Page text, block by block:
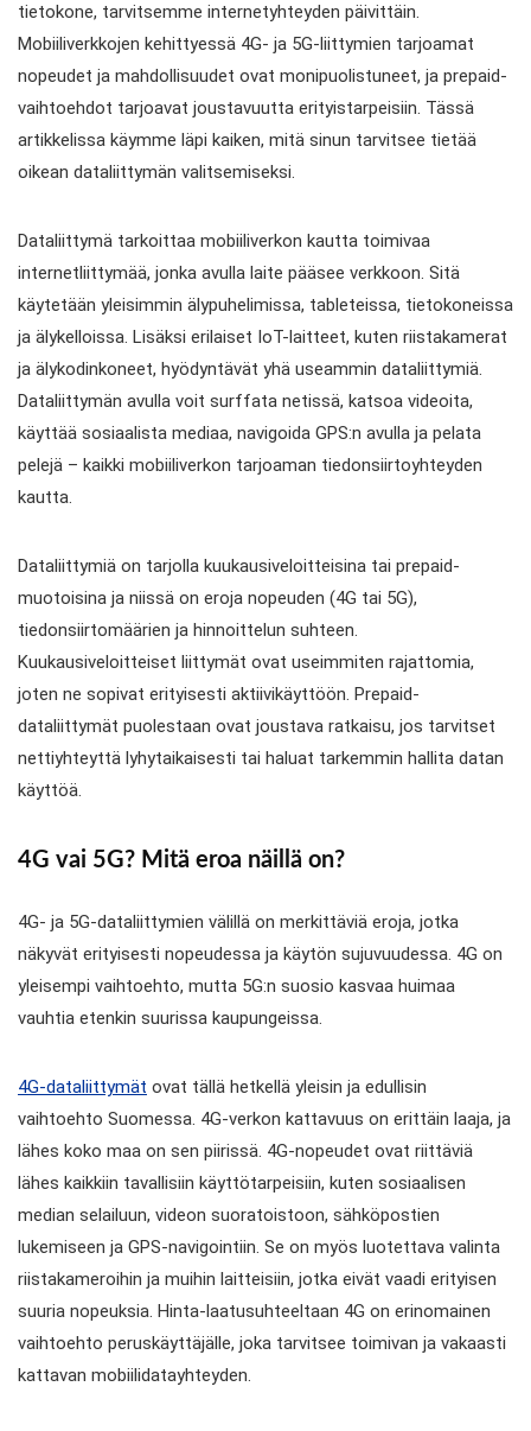
tietokone, tarvitsemme internetyhteyden päivittäin.
Mobiiliverkkojen kehittyessä 4G- ja 5G-liittymien tarjoamat
nopeudet ja mahdollisuudet ovat monipuolistuneet, ja prepaid-
vaihtoehdot tarjoavat joustavuutta erityistarpeisiin. Tässä
artikkelissa käymme läpi kaiken, mitä sinun tarvitsee tietää
oikean dataliittymän valitsemiseksi.
Dataliittymä tarkoittaa mobiiliverkon kautta toimivaa
internetliittymää, jonka avulla laite pääsee verkkoon. Sitä
käytetään yleisimmin älypuhelimissa, tableteissa, tietokoneissa
ja älykelloissa. Lisäksi erilaiset IoT-laitteet, kuten riistakamerat
ja älykodinkoneet, hyödyntävät yhä useammin dataliittymiä.
Dataliittymän avulla voit surffata netissä, katsoa videoita,
käyttää sosiaalista mediaa, navigoida GPS:n avulla ja pelata
pelejä – kaikki mobiiliverkon tarjoaman tiedonsiirtoyhteyden
kautta.
Dataliittymiä on tarjolla kuukausiveloitteisina tai prepaid-
muotoisina ja niissä on eroja nopeuden (4G tai 5G),
tiedonsiirtomäärien ja hinnoittelun suhteen.
Kuukausiveloitteiset liittymät ovat useimmiten rajattomia,
joten ne sopivat erityisesti aktiivikäyttöön. Prepaid-
dataliittymät puolestaan ovat joustava ratkaisu, jos tarvitset
nettiyhteyttä lyhytaikaisesti tai haluat tarkemmin hallita datan
käyttöä.
4G vai 5G? Mitä eroa näillä on?
4G- ja 5G-dataliittymien välillä on merkittäviä eroja, jotka
näkyvät erityisesti nopeudessa ja käytön sujuvuudessa. 4G on
yleisempi vaihtoehto, mutta 5G:n suosio kasvaa huimaa
vauhtia etenkin suurissa kaupungeissa.
4G-dataliittymät ovat tällä hetkellä yleisin ja edullisin
vaihtoehto Suomessa. 4G-verkon kattavuus on erittäin laaja, ja
lähes koko maa on sen piirissä. 4G-nopeudet ovat riittäviä
lähes kaikkiin tavallisiin käyttötarpeisiin, kuten sosiaalisen
median selailuun, videon suoratoistoon, sähköpostien
lukemiseen ja GPS-navigointiin. Se on myös luotettava valinta
riistakameroihin ja muihin laitteisiin, jotka eivät vaadi erityisen
suuria nopeuksia. Hinta-laatusuhteeltaan 4G on erinomainen
vaihtoehto peruskäyttäjälle, joka tarvitsee toimivan ja vakaasti
kattavan mobiilidatayhteyden.